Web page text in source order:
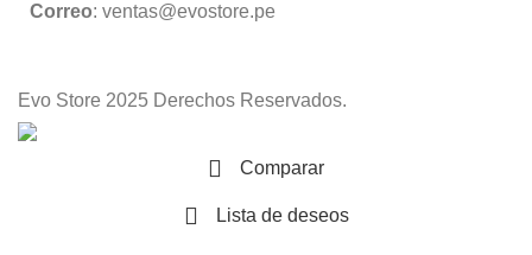
Correo: ventas@evostore.pe
Evo Store 2025 Derechos Reservados.
Comparar
Lista de deseos